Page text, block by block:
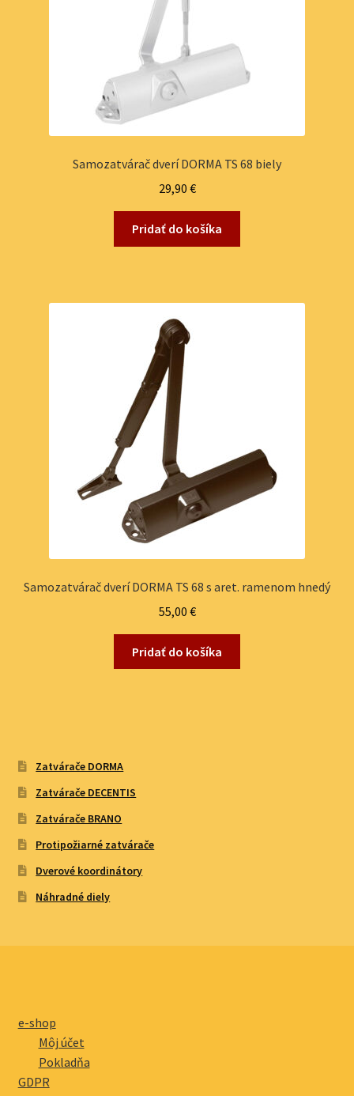
Samozatvárač dverí DORMA TS 68 biely
29,90 €
Pridať do košíka
Samozatvárač dverí DORMA TS 68 s aret. ramenom hnedý
55,00 €
Pridať do košíka
Zatvárače DORMA
Zatvárače DECENTIS
Zatvárače BRANO
Protipožiarné zatvárače
Dverové koordinátory
Náhradné diely
e-shop
Môj účet
Pokladňa
GDPR